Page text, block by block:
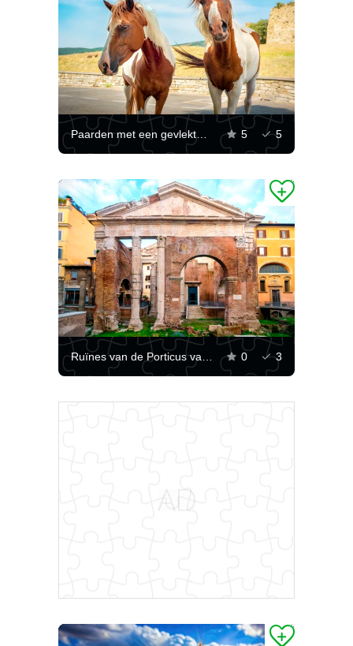
Paarden met een gevlekte vacht 5 5
Ruïnes van de Porticus van Octavia in Rome 0 3